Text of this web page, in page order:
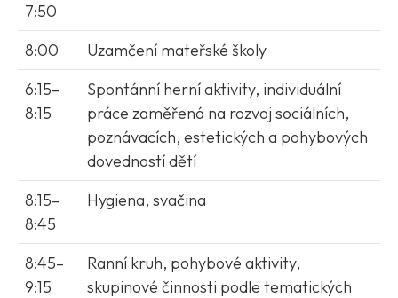
7:50
8:00
Uzamčení mateřské školy
6:15–
8:15
Spontánní herní aktivity, individuální
práce zaměřená na rozvoj sociálních,
poznávacích, estetických a pohybových
dovedností dětí
8:15–
8:45
Hygiena, svačina
8:45–
9:15
Ranní kruh, pohybové aktivity,
skupinové činnosti podle tematických